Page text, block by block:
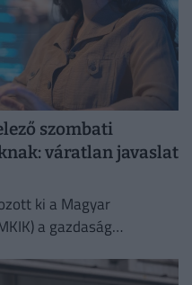
szombati
váratlan javaslat
ki a Magyar
a gazdaság